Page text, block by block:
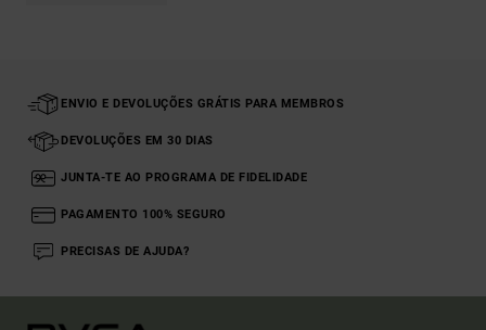
ENVIO E DEVOLUÇÕES GRÁTIS PARA MEMBROS
DEVOLUÇÕES EM 30 DIAS
JUNTA-TE AO PROGRAMA DE FIDELIDADE
PAGAMENTO 100% SEGURO
PRECISAS DE AJUDA?